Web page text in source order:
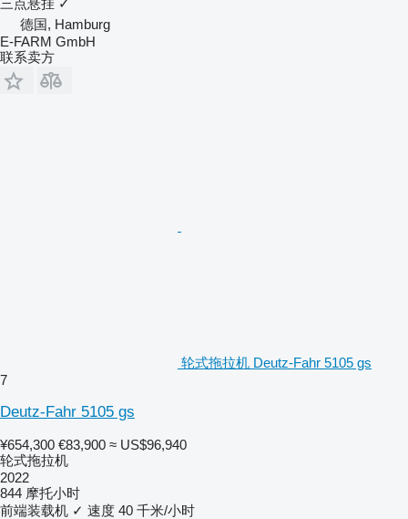
德国, Hamburg
E-FARM GmbH
联系卖方
轮式拖拉机 Deutz-Fahr 5105 gs
7
Deutz-Fahr 5105 gs
¥654,300 €83,900 ≈ US$96,940
轮式拖拉机
2022
844 摩托小时
前端装载机 ✓ 速度 40 千米/小时